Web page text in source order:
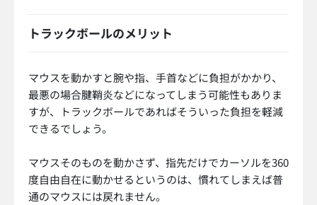
トラックボールのメリット
マウスを動かすと腕や指、手首などに負担がかかり、
最悪の場合腱鞘炎などになってしまう可能性もありま
すが、トラックボールであればそういった負担を軽減
できるでしょう。
マウスそのものを動かさず、指先だけでカーソルを360
度自由自在に動かせるというのは、慣れてしまえば普
通のマウスには戻れません。